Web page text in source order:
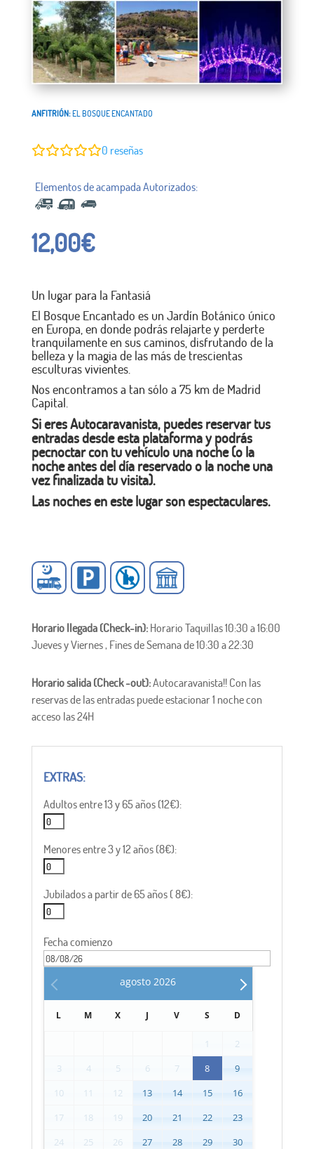
ANFITRIÓN:EL BOSQUE ENCANTADO
0 reseñas
12,00€
Un lugar para la Fantasiá
El Bosque Encantado es un Jardín Botánico único
en Europa, en donde podrás relajarte y perderte
tranquilamente en sus caminos, disfrutando de la
belleza y la magia de las más de trescientas
esculturas vivientes.
Nos encontramos a tan sólo a 75 km de Madrid
Capital.
Si eres Autocaravanista, puedes reservar tus
entradas desde esta plataforma y podrás
pecnoctar con tu vehículo una noche (o la
noche antes del día reservado o la noche una
vez finalizada tu visita).
Las noches en este lugar son espectaculares.
Horario llegada (Check-in): Horario Taquillas 10:30 a 16:00
Jueves y Viernes , Fines de Semana de 10:30 a 22:30
Horario salida (Check -out):Autocaravanista!! Con las
reservas de las entradas puede estacionar 1 noche con
acceso las 24H
Adultos entre 13 y 65 años (12€):
Menores entre 3 y 12 años (8€):
Jubilados a partir de 65 años ( 8€):
Fecha comienzo
agosto 2026
L M X J V S D
1
2
3
4 5 6 7 8
9
10
11 12 13 14 15
16
17
18 19 20 21 22
23
24
25 26 27 28 29 30